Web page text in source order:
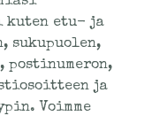
etu- ja
sukupuolen,
postinumeron,
ja
Voimme